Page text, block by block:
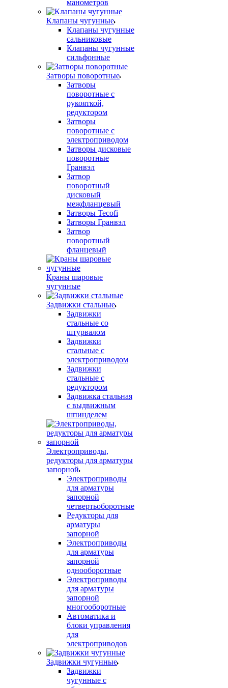
манометров
Клапаны чугунные
Клапаны чугунные
сальниковые
Клапаны чугунные
сильфонные
Затворы поворотные
Затворы
поворотные с
рукояткой,
редуктором
Затворы
поворотные с
электроприводом
Затворы дисковые
поворотные
Гранвэл
Затвор
поворотный
дисковый
межфланцевый
Затворы Tecofi
Затворы Гранвэл
Затвор
поворотный
фланцевый
Краны шаровые
чугунные
Задвижки стальные
Задвижки
стальные со
штурвалом
Задвижки
стальные с
электроприводом
Задвижки
стальные c
редуктором
Задвижка стальная
с выдвижным
шпинделем
Электроприводы,
редукторы для арматуры
запорной
Электроприводы
для арматуры
запорной
четвертьоборотные
Редукторы для
арматуры
запорной
Электроприводы
для арматуры
запорной
однооборотные
Электроприводы
для арматуры
запорной
многооборотные
Автоматика и
блоки управления
для
электроприводов
Задвижки чугунные
Задвижки
чугунные с